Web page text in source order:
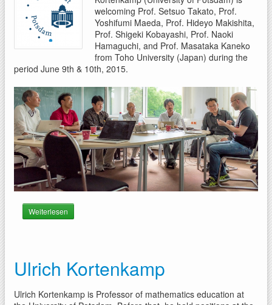
welcoming Prof. Setsuo Takato, Prof.
Yoshifumi Maeda, Prof. Hideyo Makishita,
Prof. Shigeki Kobayashi, Prof. Naoki
Hamaguchi, and Prof. Masataka Kaneko
from Toho University (Japan) during the
period June 9th & 10th, 2015.
Weiterlesen
Ulrich Kortenkamp
Ulrich Kortenkamp is Professor of mathematics education at